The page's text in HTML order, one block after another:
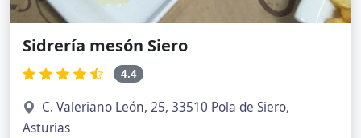
Sidrería mesón Siero
4.4
C. Valeriano León, 25, 33510 Pola de Siero,
Asturias